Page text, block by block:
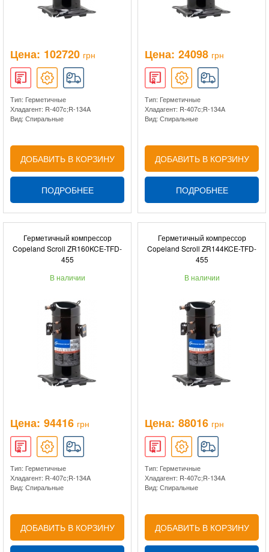
Цена: 102720 грн
Тип: Герметичные
Хладагент: R-407c;R-134A
Вид: Спиральные
ДОБАВИТЬ В КОРЗИНУ
ПОДРОБНЕЕ
Цена: 24098 грн
Тип: Герметичные
Хладагент: R-407c;R-134A
Вид: Спиральные
ДОБАВИТЬ В КОРЗИНУ
ПОДРОБНЕЕ
Герметичный компрессор
Copeland Scroll ZR160KCE-TFD-
455
В наличии
Цена: 94416 грн
Тип: Герметичные
Хладагент: R-407c;R-134A
Вид: Спиральные
ДОБАВИТЬ В КОРЗИНУ
Герметичный компрессор
Copeland Scroll ZR144KCE-TFD-
455
В наличии
Цена: 88016 грн
Тип: Герметичные
Хладагент: R-407c;R-134A
Вид: Спиральные
ДОБАВИТЬ В КОРЗИНУ